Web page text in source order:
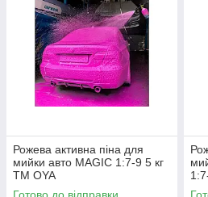
Рожева активна піна для
мийки авто MAGIC 1:7-9 5 кг
ТМ OYA